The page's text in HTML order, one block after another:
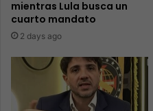
mientras Lula busca un
cuarto mandato
2 days ago